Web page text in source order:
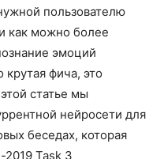
пользователю
как можно более
эмоций
фича, это
статье мы
нейросети для
беседах, которая
2019 Task 3